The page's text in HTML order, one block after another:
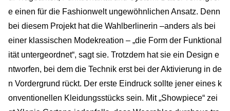
e einen für die Fashionwelt ungewöhnlichen Ansatz. Denn
bei diesem Projekt hat die Wahlberlinerin –anders als bei
einer klassischen Modekreation – „die Form der Funktional
ität untergeordnet“, sagt sie. Trotzdem hat sie ein Design e
ntworfen, bei dem die Technik erst bei der Aktivierung in de
n Vordergrund rückt. Der erste Eindruck sollte jener eines k
onventionellen Kleidungsstücks sein. Mit „Showpiece“ zei